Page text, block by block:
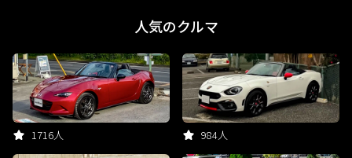
人気のクルマ
1716人 984人